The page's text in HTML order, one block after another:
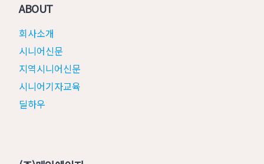
ABOUT
회사소개
시니어신문
지역시니어신문
시니어기자교육
딜하우